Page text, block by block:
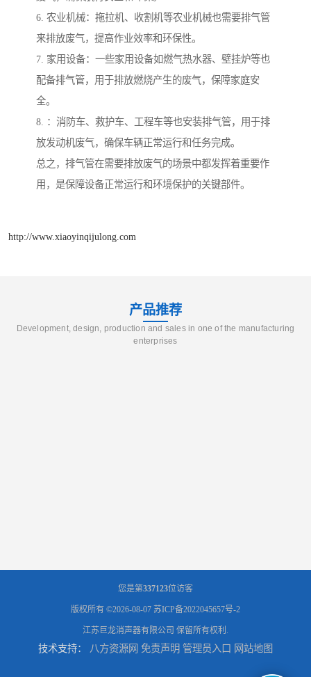
6. 农业机械：拖拉机、收割机等农业机械也需要排气管
来排放废气，提高作业效率和环保性。
7. 家用设备：一些家用设备如燃气热水器、壁挂炉等也
配备排气管，用于排放燃烧产生的废气，保障家庭安
全。
8. ：消防车、救护车、工程车等也安装排气管，用于排
放发动机废气，确保车辆正常运行和任务完成。
总之，排气管在需要排放废气的场景中都发挥着重要作
用，是保障设备正常运行和环境保护的关键部件。
http://www.xiaoyinqijulong.com
产品推荐
Development, design, production and sales in one of the manufacturing
enterprises
您是第337123位访客
版权所有 ©2026-08-07 苏ICP备2022045657号-2
江苏巨龙消声器有限公司 保留所有权利.
技术支持： 八方资源网 免责声明 管理员入口 网站地图